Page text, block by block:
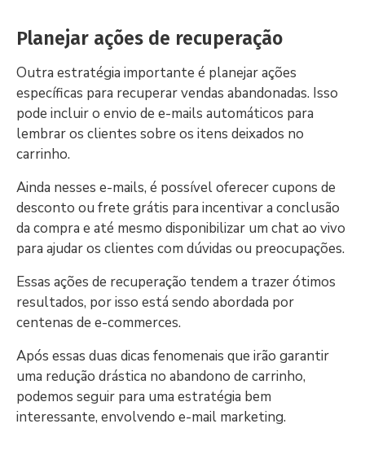
Planejar ações de recuperação
Outra estratégia importante é planejar ações
específicas para recuperar vendas abandonadas. Isso
pode incluir o envio de e-mails automáticos para
lembrar os clientes sobre os itens deixados no
carrinho.
Ainda nesses e-mails, é possível oferecer cupons de
desconto ou frete grátis para incentivar a conclusão
da compra e até mesmo disponibilizar um chat ao vivo
para ajudar os clientes com dúvidas ou preocupações.
Essas ações de recuperação tendem a trazer ótimos
resultados, por isso está sendo abordada por
centenas de e-commerces.
Após essas duas dicas fenomenais que irão garantir
uma redução drástica no abandono de carrinho,
podemos seguir para uma estratégia bem
interessante, envolvendo e-mail marketing.